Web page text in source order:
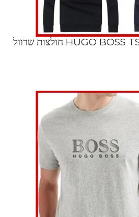
HUGO BOSS TSHIRT MEN LONG חולצות שרוול